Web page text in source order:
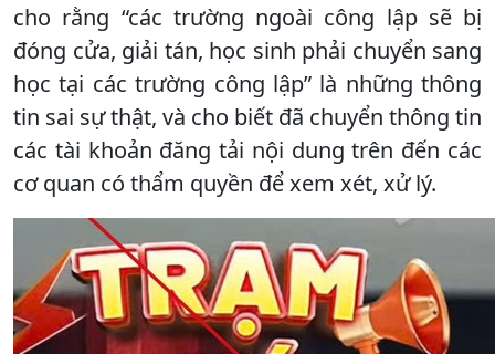
cho rằng “các trường ngoài công lập sẽ bị
đóng cửa, giải tán, học sinh phải chuyển sang
học tại các trường công lập” là những thông
tin sai sự thật, và cho biết đã chuyển thông tin
các tài khoản đăng tải nội dung trên đến các
cơ quan có thẩm quyền để xem xét, xử lý.